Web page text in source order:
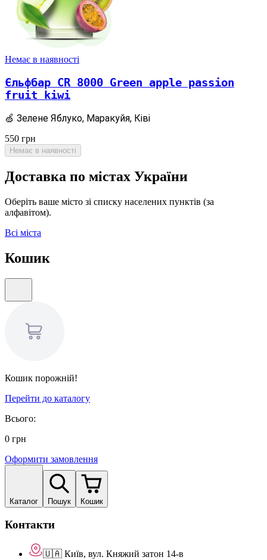
Немає в наявності
Єльфбар CR 8000 Green apple passion
fruit kiwi
🍏 Зелене Яблуко, Маракуйя, Ківі
550 грн
Немає в наявності
Доставка по містах України
Оберіть ваше місто зі списку населених пунктів (за
алфавітом).
Всі міста
Кошик
Кошик порожній!
Перейти до каталогу
Всього:
0 грн
Оформити замовлення
Каталог Пошук Кошик
Контакти
🇺🇦 Київ, вул. Княжий затон 14-в